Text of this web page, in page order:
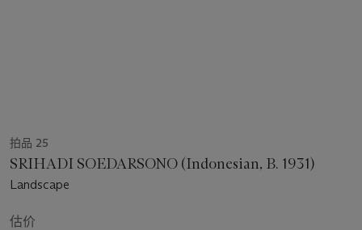
拍品 25
SRIHADI SOEDARSONO (Indonesian, B. 1931)
Landscape
估价